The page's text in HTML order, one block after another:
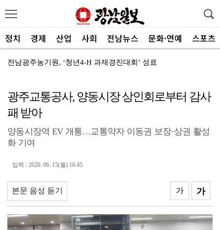
정치 경제 산업 사회 전남뉴스 문화·연예 스포츠
전남광주농기원, ‘청년4-H 과제경진대회’ 성료
광주신보, 전통시장에 폭염 극복 생수 나눔
전남광주통합특별시, 전국 최초 ‘섬 반값 여행’
"서남권 반도체 클러스터 성공의 핵심은 ‘정주여건’
한 여름에 찾아온 산타…아동센터에 특별한 선물 전달
전남정보문화진흥원, SW교육 전문강사 양성과정 성료
광주교통공사, 양동시장 상인회로부터 감사
패 받아
양동시장역 EV 개통…교통약자 이동권 보장·상권 활성
화 기여
입력 : 2026. 06. 15(월) 16:45
본문 음성 듣기 가
가